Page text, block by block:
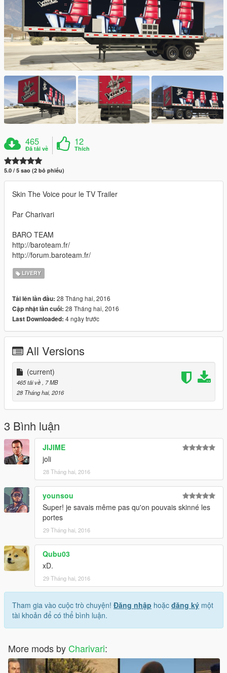
465
Đã tải về
12
Thích
5.0 / 5 sao (2 bỏ phiếu)
Skin The Voice pour le TV Trailer
Par Charivari
BARO TEAM
http://baroteam.fr/
http://forum.baroteam.fr/
LIVERY
Tải lên lần đầu: 28 Tháng hai, 2016
Cập nhật lần cuối: 28 Tháng hai, 2016
Last Downloaded: 4 ngày trước
All Versions
(current)
465 tải về
, 7 MB
28 Tháng hai, 2016
3 Bình luận
JIJIME
joli
28 Tháng hai, 2016
younsou
Super! je savais même pas qu'on pouvais skinné les
portes
29 Tháng hai, 2016
Qubu03
xD.
29 Tháng hai, 2016
Tham gia vào cuộc trò chuyện! Đăng nhập hoặc đăng ký một
tài khoản để có thể bình luận.
More mods by Charivari: